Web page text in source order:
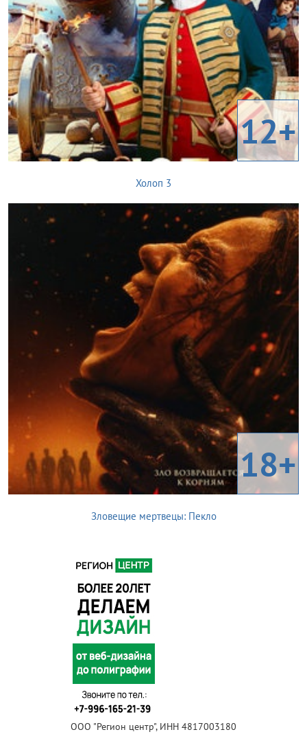
12+
Холоп 3
18+
Зловещие мертвецы: Пекло
ООО "Регион центр", ИНН 4817003180